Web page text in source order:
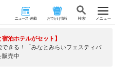
ニュース･連載 おでかけ情報 検 索 メニュー
宿泊ホテルがセット】
きる！「みなとみらいフェスティバ
販売中